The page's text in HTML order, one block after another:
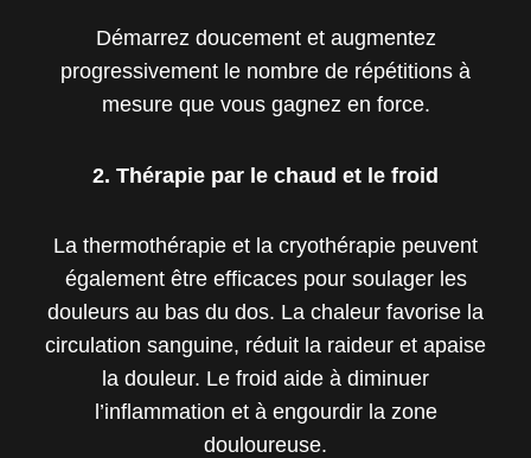
Démarrez doucement et augmentez
progressivement le nombre de répétitions à
mesure que vous gagnez en force.
2. Thérapie par le chaud et le froid
La thermothérapie et la cryothérapie peuvent
également être efficaces pour soulager les
douleurs au bas du dos. La chaleur favorise la
circulation sanguine, réduit la raideur et apaise
la douleur. Le froid aide à diminuer
l’inflammation et à engourdir la zone
douloureuse.